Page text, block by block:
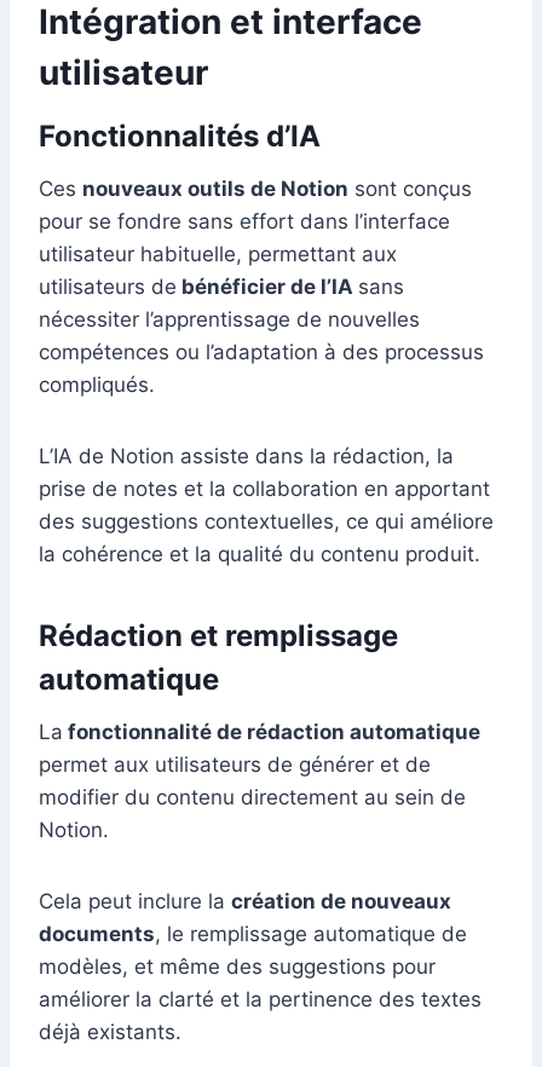
Intégration et interface
utilisateur
Fonctionnalités d’IA
Ces nouveaux outils de Notion sont conçus
pour se fondre sans effort dans l’interface
utilisateur habituelle, permettant aux
utilisateurs de bénéficier de l’IA sans
nécessiter l’apprentissage de nouvelles
compétences ou l’adaptation à des processus
compliqués.
L’IA de Notion assiste dans la rédaction, la
prise de notes et la collaboration en apportant
des suggestions contextuelles, ce qui améliore
la cohérence et la qualité du contenu produit.
Rédaction et remplissage
automatique
La fonctionnalité de rédaction automatique
permet aux utilisateurs de générer et de
modifier du contenu directement au sein de
Notion.
Cela peut inclure la création de nouveaux
documents, le remplissage automatique de
modèles, et même des suggestions pour
améliorer la clarté et la pertinence des textes
déjà existants.